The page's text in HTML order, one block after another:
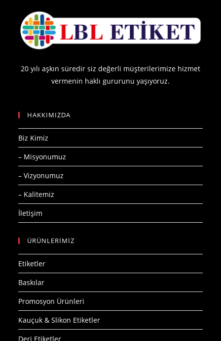
20 yılı aşkın süredir siz değerli müşterilerimize hizmet
vermenin haklı gururunu yaşıyoruz.
HAKKIMIZDA
Biz Kimiz
– Misyonumuz
– Vizyonumuz
– Kalitemiz
İletişim
ÜRÜNLERİMİZ
Etiketler
Baskılar
Promosyon Ürünleri
Kauçuk & Slikon Etiketler
Deri Etiketler